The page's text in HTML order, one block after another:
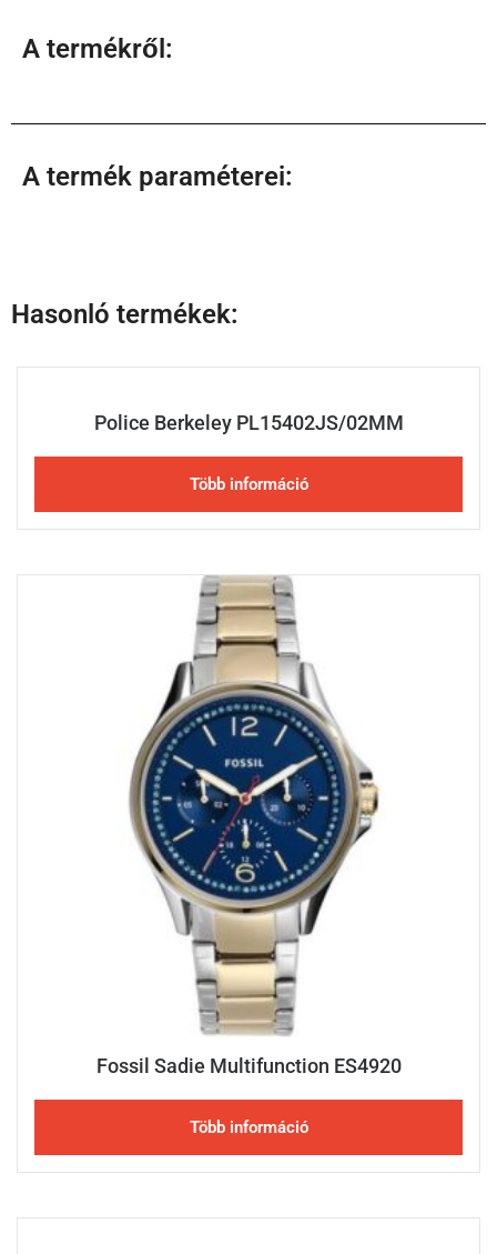
A termékről:
A termék paraméterei:
Hasonló termékek:
Police Berkeley PL15402JS/02MM
Több információ
Fossil Sadie Multifunction ES4920
Több információ